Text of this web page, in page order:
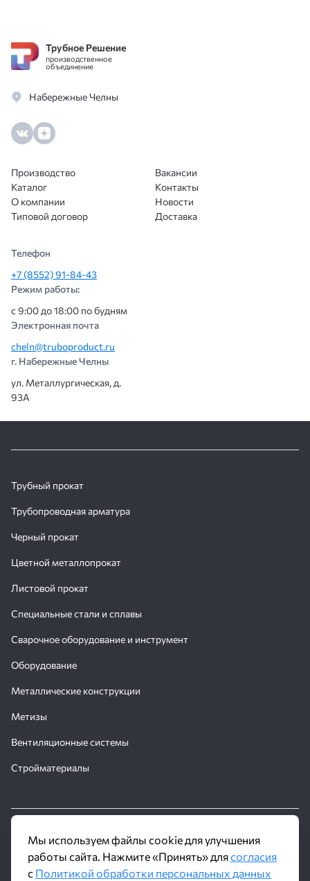
Трубное Решение
производственное
объединение
Набережные Челны
Производство
Каталог
О компании
Типовой договор
Вакансии
Контакты
Новости
Доставка
Телефон
+7 (8552) 91-84-43
Режим работы:
с 9:00 до 18:00 по будням
Электронная почта
cheln@truboproduct.ru
г. Набережные Челны
ул. Металлургическая, д.
93А
Трубный прокат
Трубопроводная арматура
Черный прокат
Цветной металлопрокат
Листовой прокат
Специальные стали и сплавы
Сварочное оборудование и инструмент
Оборудование
Металлические конструкции
Метизы
Вентиляционные системы
Стройматериалы
© 2016 - 2026 Производственное объединение «Трубное
Решение»
Политика обработки персональных данных
Мы используем файлы cookie для улучшения
работы сайта. Нажмите «Принять» длясогласия
с Политикой обработки персональных данных